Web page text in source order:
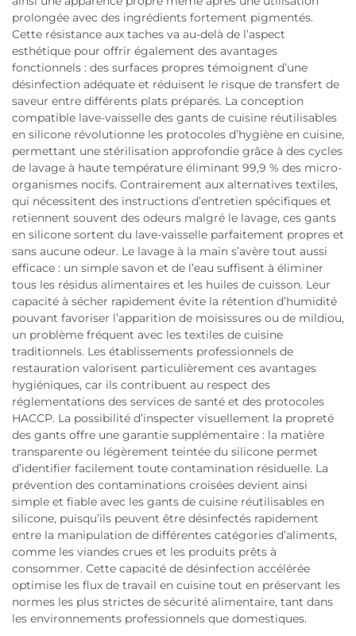
prolongée avec des ingrédients fortement pigmentés.
Cette résistance aux taches va au-delà de l’aspect
esthétique pour offrir également des avantages
fonctionnels : des surfaces propres témoignent d’une
désinfection adéquate et réduisent le risque de transfert de
saveur entre différents plats préparés. La conception
compatible lave-vaisselle des gants de cuisine réutilisables
en silicone révolutionne les protocoles d’hygiène en cuisine,
permettant une stérilisation approfondie grâce à des cycles
de lavage à haute température éliminant 99,9 % des micro-
organismes nocifs. Contrairement aux alternatives textiles,
qui nécessitent des instructions d’entretien spécifiques et
retiennent souvent des odeurs malgré le lavage, ces gants
en silicone sortent du lave-vaisselle parfaitement propres et
sans aucune odeur. Le lavage à la main s’avère tout aussi
efficace : un simple savon et de l’eau suffisent à éliminer
tous les résidus alimentaires et les huiles de cuisson. Leur
capacité à sécher rapidement évite la rétention d’humidité
pouvant favoriser l’apparition de moisissures ou de mildiou,
un problème fréquent avec les textiles de cuisine
traditionnels. Les établissements professionnels de
restauration valorisent particulièrement ces avantages
hygiéniques, car ils contribuent au respect des
réglementations des services de santé et des protocoles
HACCP. La possibilité d’inspecter visuellement la propreté
des gants offre une garantie supplémentaire : la matière
transparente ou légèrement teintée du silicone permet
d’identifier facilement toute contamination résiduelle. La
prévention des contaminations croisées devient ainsi
simple et fiable avec les gants de cuisine réutilisables en
silicone, puisqu’ils peuvent être désinfectés rapidement
entre la manipulation de différentes catégories d’aliments,
comme les viandes crues et les produits prêts à
consommer. Cette capacité de désinfection accélérée
optimise les flux de travail en cuisine tout en préservant les
normes les plus strictes de sécurité alimentaire, tant dans
les environnements professionnels que domestiques.